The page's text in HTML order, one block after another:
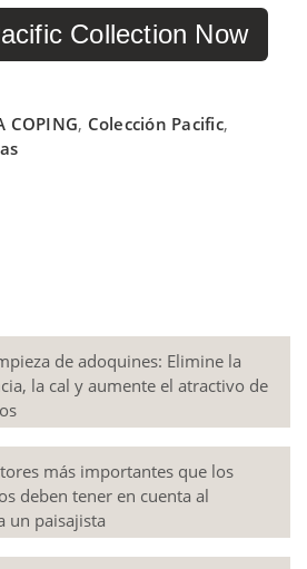
Collection Now
COPING, Colección Pacific,
de adoquines: Elimine la
la cal y aumente el atractivo de
más importantes que los
deben tener en cuenta al
un paisajista